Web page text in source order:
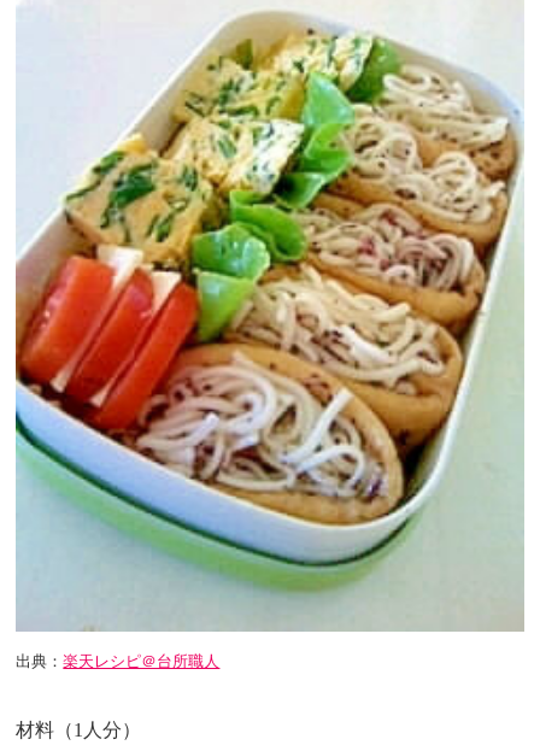
出典：楽天レシピ＠台所職人
材料（1人分）